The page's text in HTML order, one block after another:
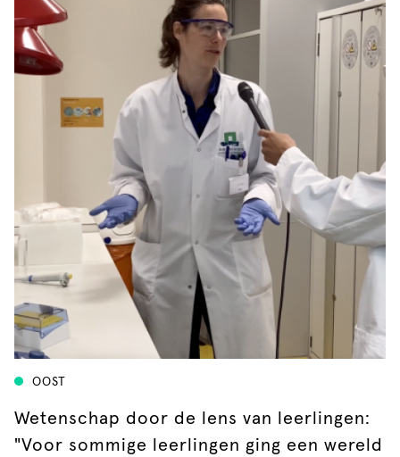
OOST
Wetenschap door de lens van leerlingen:
"Voor sommige leerlingen ging een wereld